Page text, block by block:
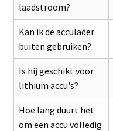
laadstroom?
Kan ik de acculader
buiten gebruiken?
Is hij geschikt voor
lithium accu's?
Hoe lang duurt het
om een accu volledig